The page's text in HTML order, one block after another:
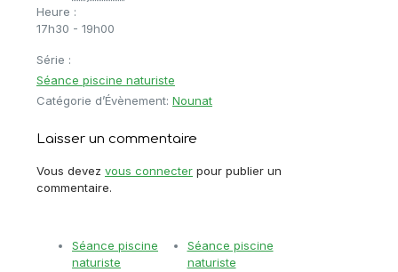
Heure :
17h30 - 19h00
Série :
Séance piscine naturiste
Catégorie d’Évènement: Nounat
Laisser un commentaire
Vous devez vous connecter pour publier un
commentaire.
Séance piscine
naturiste
Séance piscine
naturiste